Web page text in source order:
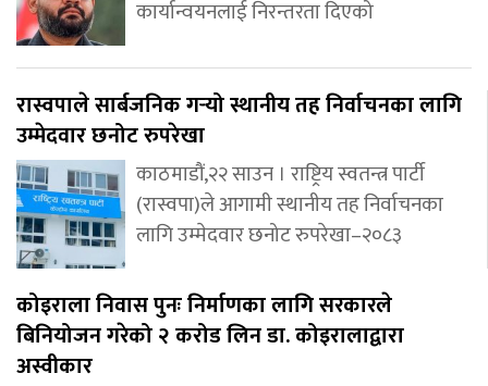
कार्यान्वयनलाई निरन्तरता दिएको
रास्वपाले सार्बजनिक गर्‍यो स्थानीय तह निर्वाचनका लागि
उम्मेदवार छनोट रुपरेखा
काठमाडौं,२२ साउन । राष्ट्रिय स्वतन्त्र पार्टी
(रास्वपा)ले आगामी स्थानीय तह निर्वाचनका
लागि उम्मेदवार छनोट रुपरेखा–२०८३
कोइराला निवास पुनः निर्माणका लागि सरकारले
बिनियोजन गरेको २ करोड लिन डा. कोइरालाद्वारा
अस्वीकार